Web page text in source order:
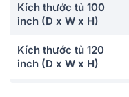
Kích thước tủ 100
inch (D x W x H)
Kích thước tủ 120
inch (D x W x H)